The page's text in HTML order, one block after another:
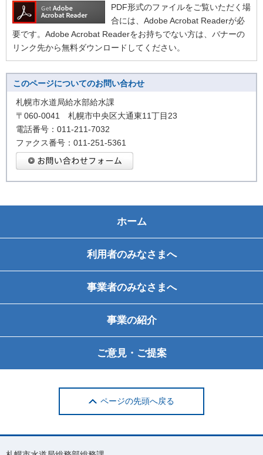
PDF形式のファイルをご覧いただく場
合には、Adobe Acrobat Readerが必
要です。Adobe Acrobat Readerをお持ちでない方は、バナーの
リンク先から無料ダウンロードしてください。
このページについてのお問い合わせ
札幌市水道局給水部給水課
〒060-0041 札幌市中央区大通東11丁目23
電話番号：011-211-7032
ファクス番号：011-251-5361
ホーム
利用者のみなさまへ
事業者のみなさまへ
事業の紹介
ご意見・ご提案
ページの先頭へ戻る